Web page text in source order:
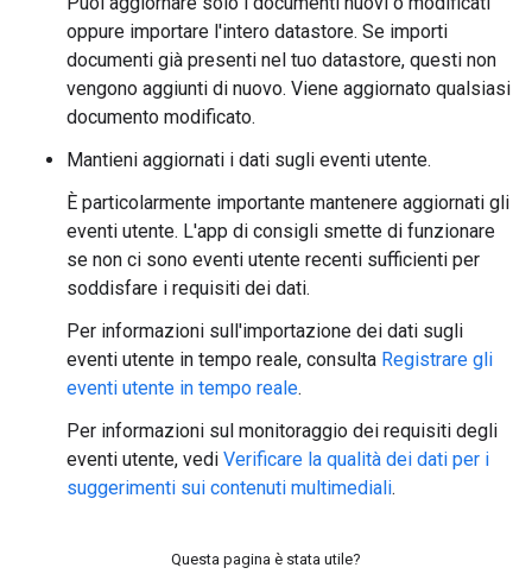
oppure importare l'intero datastore. Se importi
documenti già presenti nel tuo datastore, questi non
vengono aggiunti di nuovo. Viene aggiornato qualsiasi
documento modificato.
Mantieni aggiornati i dati sugli eventi utente.
È particolarmente importante mantenere aggiornati gli
eventi utente. L'app di consigli smette di funzionare
se non ci sono eventi utente recenti sufficienti per
soddisfare i requisiti dei dati.
Per informazioni sull'importazione dei dati sugli
eventi utente in tempo reale, consulta Registrare gli
eventi utente in tempo reale.
Per informazioni sul monitoraggio dei requisiti degli
eventi utente, vedi Verificare la qualità dei dati per i
suggerimenti sui contenuti multimediali.
Questa pagina è stata utile?